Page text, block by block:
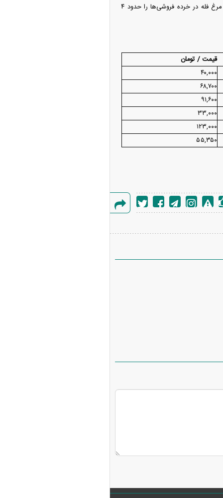
یک میلیون و ۳۰۰ هزارتن برسد. رئیس هیئت مدیره اتحادیه مرغداران میهن نرخ منطقی هر عدد تخم مرغ فله در خرده فروشی‌ها را حدود ۴
قیمت / تومان
۴۰,۰۰۰
۶۸,۷۰۰
۹۱,۶۰۰
۳۳,۰۰۰
۱۲۳,۰۰۰
۵۵,۳۵۰
گزارش